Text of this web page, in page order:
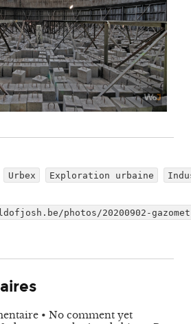
Urbex Exploration urbaine
photos/20200902-
• No comment yet